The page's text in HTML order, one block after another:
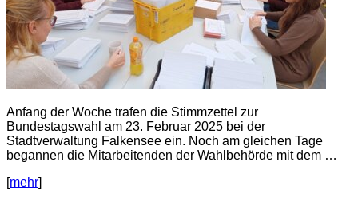
Anfang der Woche trafen die Stimmzettel zur
Bundestagswahl am 23. Februar 2025 bei der
Stadtverwaltung Falkensee ein. Noch am gleichen Tage
begannen die Mitarbeitenden der Wahlbehörde mit dem …
[mehr]